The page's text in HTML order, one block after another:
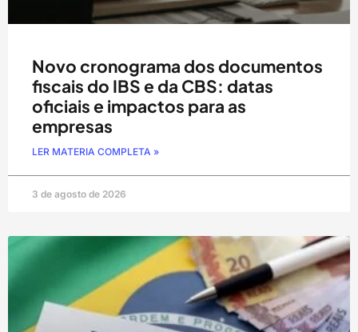
Novo cronograma dos documentos
fiscais do IBS e da CBS: datas
oficiais e impactos para as
empresas
LER MATERIA COMPLETA »
3 de agosto de 2026